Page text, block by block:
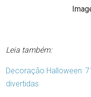
Leia também:
Decoração Halloween:
divertidas